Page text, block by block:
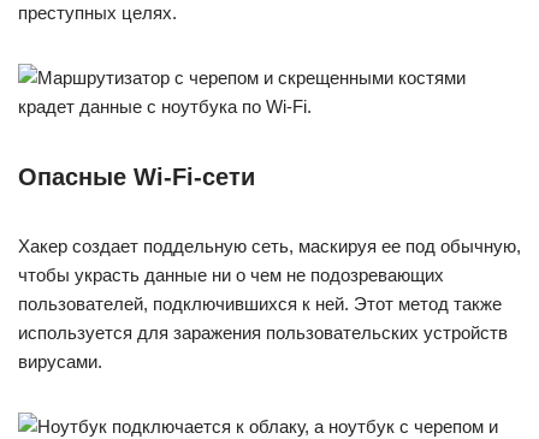
преступных целях.
Опасные Wi-Fi-сети
Хакер создает поддельную сеть, маскируя ее под обычную,
чтобы украсть данные ни о чем не подозревающих
пользователей, подключившихся к ней. Этот метод также
используется для заражения пользовательских устройств
вирусами.